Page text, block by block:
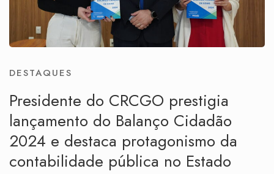
DESTAQUES
Presidente do CRCGO prestigia
lançamento do Balanço Cidadão
2024 e destaca protagonismo da
contabilidade pública no Estado